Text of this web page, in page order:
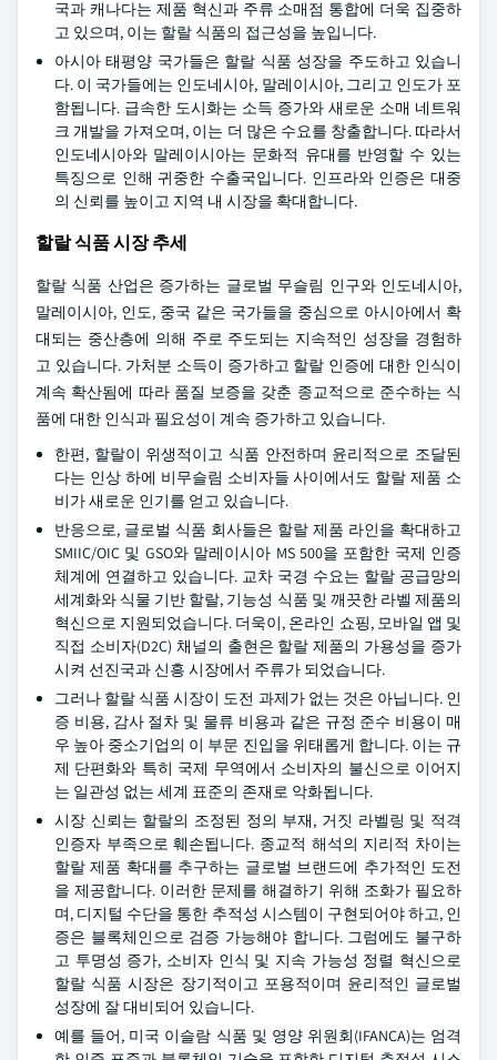
국과 캐나다는 제품 혁신과 주류 소매점 통합에 더욱 집중하
고 있으며, 이는 할랄 식품의 접근성을 높입니다.
아시아 태평양 국가들은 할랄 식품 성장을 주도하고 있습니
다. 이 국가들에는 인도네시아, 말레이시아, 그리고 인도가 포
함됩니다. 급속한 도시화는 소득 증가와 새로운 소매 네트워
크 개발을 가져오며, 이는 더 많은 수요를 창출합니다. 따라서
인도네시아와 말레이시아는 문화적 유대를 반영할 수 있는
특징으로 인해 귀중한 수출국입니다. 인프라와 인증은 대중
의 신뢰를 높이고 지역 내 시장을 확대합니다.
할랄 식품 시장 추세
할랄 식품 산업은 증가하는 글로벌 무슬림 인구와 인도네시아,
말레이시아, 인도, 중국 같은 국가들을 중심으로 아시아에서 확
대되는 중산층에 의해 주로 주도되는 지속적인 성장을 경험하
고 있습니다. 가처분 소득이 증가하고 할랄 인증에 대한 인식이
계속 확산됨에 따라 품질 보증을 갖춘 종교적으로 준수하는 식
품에 대한 인식과 필요성이 계속 증가하고 있습니다.
한편, 할랄이 위생적이고 식품 안전하며 윤리적으로 조달된
다는 인상 하에 비무슬림 소비자들 사이에서도 할랄 제품 소
비가 새로운 인기를 얻고 있습니다.
반응으로, 글로벌 식품 회사들은 할랄 제품 라인을 확대하고
SMIIC/OIC 및 GSO와 말레이시아 MS 500을 포함한 국제 인증
체계에 연결하고 있습니다. 교차 국경 수요는 할랄 공급망의
세계화와 식물 기반 할랄, 기능성 식품 및 깨끗한 라벨 제품의
혁신으로 지원되었습니다. 더욱이, 온라인 쇼핑, 모바일 앱 및
직접 소비자(D2C) 채널의 출현은 할랄 제품의 가용성을 증가
시켜 선진국과 신흥 시장에서 주류가 되었습니다.
그러나 할랄 식품 시장이 도전 과제가 없는 것은 아닙니다. 인
증 비용, 감사 절차 및 물류 비용과 같은 규정 준수 비용이 매
우 높아 중소기업의 이 부문 진입을 위태롭게 합니다. 이는 규
제 단편화와 특히 국제 무역에서 소비자의 불신으로 이어지
는 일관성 없는 세계 표준의 존재로 악화됩니다.
시장 신뢰는 할랄의 조정된 정의 부재, 거짓 라벨링 및 적격
인증자 부족으로 훼손됩니다. 종교적 해석의 지리적 차이는
할랄 제품 확대를 추구하는 글로벌 브랜드에 추가적인 도전
을 제공합니다. 이러한 문제를 해결하기 위해 조화가 필요하
며, 디지털 수단을 통한 추적성 시스템이 구현되어야 하고, 인
증은 블록체인으로 검증 가능해야 합니다. 그럼에도 불구하
고 투명성 증가, 소비자 인식 및 지속 가능성 정렬 혁신으로
할랄 식품 시장은 장기적이고 포용적이며 윤리적인 글로벌
성장에 잘 대비되어 있습니다.
예를 들어, 미국 이슬람 식품 및 영양 위원회(IFANCA)는 엄격